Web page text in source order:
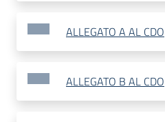
ALLEGATO A AL CDO
ALLEGATO B AL CDO